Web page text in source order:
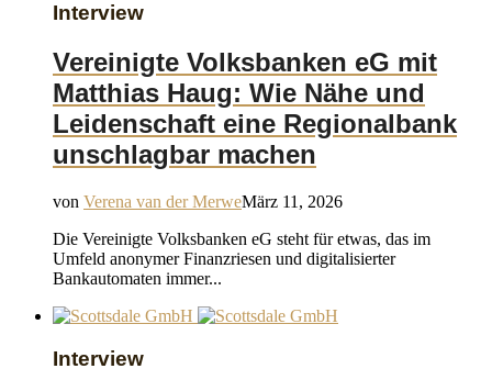
Interview
Vereinigte Volksbanken eG mit
Matthias Haug: Wie Nähe und
Leidenschaft eine Regionalbank
unschlagbar machen
von Verena van der MerweMärz 11, 2026
Die Vereinigte Volksbanken eG steht für etwas, das im
Umfeld anonymer Finanzriesen und digitalisierter
Bankautomaten immer...
Interview